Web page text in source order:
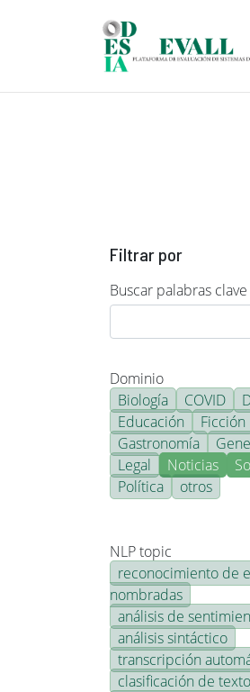
Filtrar por
Buscar palabras clave
Dominio
Biología
COVID
Educación
Ficción
Gastronomía
Legal
Noticias
Política
otros
NLP topic
reconocimiento de
nombradas
análisis de
análisis sintáctico
transcripción
clasificación de